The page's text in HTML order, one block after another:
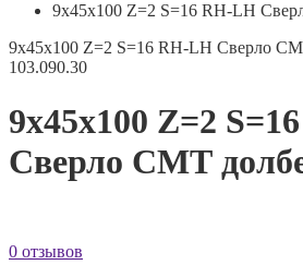
9x45x100 Z=2 S=16 RH-LH
9x45x100 Z=2 S=16 RH-LH Сверло
103.090.30
9x45x100 Z=2
Сверло СМТ
0 отзывов